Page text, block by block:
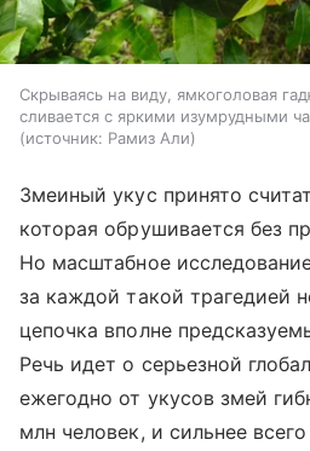
Скрываясь на виду, ямкоголовая
сливается с яркими изумрудными
источник: Рамиз Али
Змеиный укус принято
которая обрушивается без
Но масштабное
за каждой такой трагедией
цепочка вполне
Речь идет о серьезной
ежегодно от укусов змей
млн человек, и сильнее